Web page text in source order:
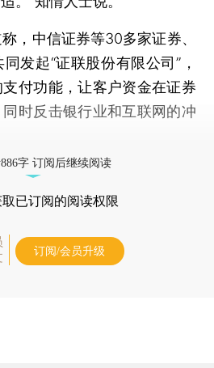
中信证券等30多家证券、
发起“证联股份有限公司”，
付功能，让客户资金在证券
时反击银行业和互联网的冲
字 订阅后继续阅读
取已订阅的阅读权限
订阅/会员升级